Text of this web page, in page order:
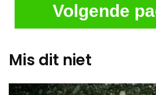
Volgende
Mis dit niet